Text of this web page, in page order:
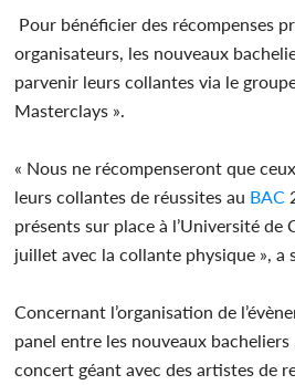
Pour bénéficier des récompenses
organisateurs, les nouveaux
parvenir leurs collantes via le
Masterclays ».
« Nous ne récompenseront que
leurs collantes de réussites au BAC
présents sur place à l’Université de
juillet avec la collante physique », a
Concernant l’organisation de
panel entre les nouveaux
concert géant avec des artistes de